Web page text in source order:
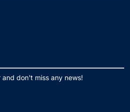
don't miss any news!